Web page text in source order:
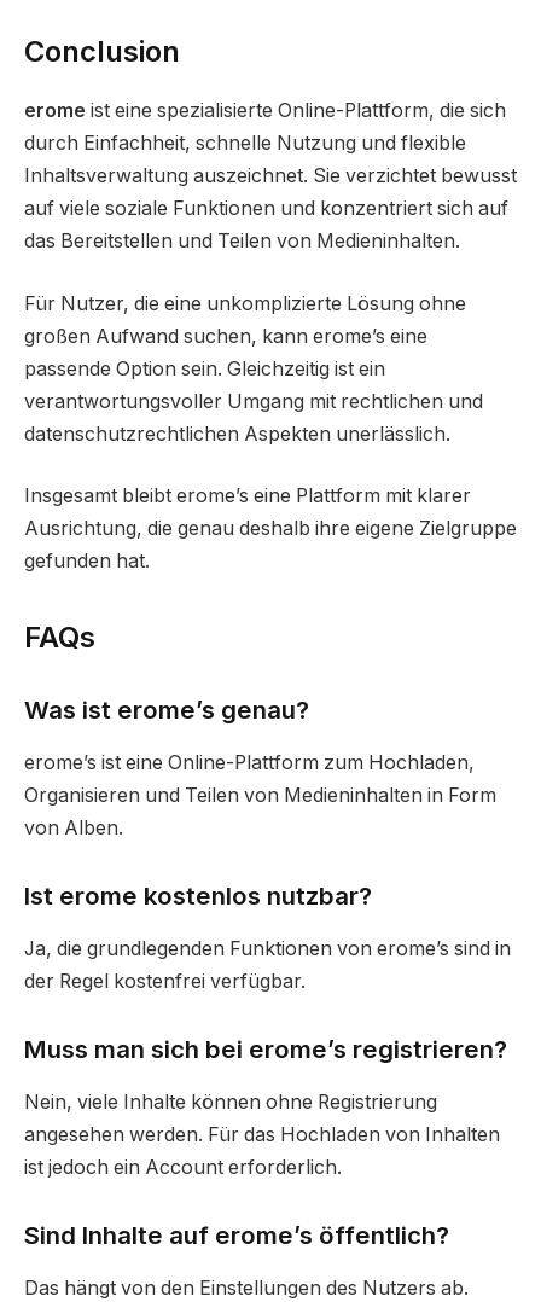
Conclusion
erome ist eine spezialisierte Online-Plattform, die sich
durch Einfachheit, schnelle Nutzung und flexible
Inhaltsverwaltung auszeichnet. Sie verzichtet bewusst
auf viele soziale Funktionen und konzentriert sich auf
das Bereitstellen und Teilen von Medieninhalten.
Für Nutzer, die eine unkomplizierte Lösung ohne
großen Aufwand suchen, kann erome’s eine
passende Option sein. Gleichzeitig ist ein
verantwortungsvoller Umgang mit rechtlichen und
datenschutzrechtlichen Aspekten unerlässlich.
Insgesamt bleibt erome’s eine Plattform mit klarer
Ausrichtung, die genau deshalb ihre eigene Zielgruppe
gefunden hat.
FAQs
Was ist erome’s genau?
erome’s ist eine Online-Plattform zum Hochladen,
Organisieren und Teilen von Medieninhalten in Form
von Alben.
Ist erome kostenlos nutzbar?
Ja, die grundlegenden Funktionen von erome’s sind in
der Regel kostenfrei verfügbar.
Muss man sich bei erome’s registrieren?
Nein, viele Inhalte können ohne Registrierung
angesehen werden. Für das Hochladen von Inhalten
ist jedoch ein Account erforderlich.
Sind Inhalte auf erome’s öffentlich?
Das hängt von den Einstellungen des Nutzers ab.